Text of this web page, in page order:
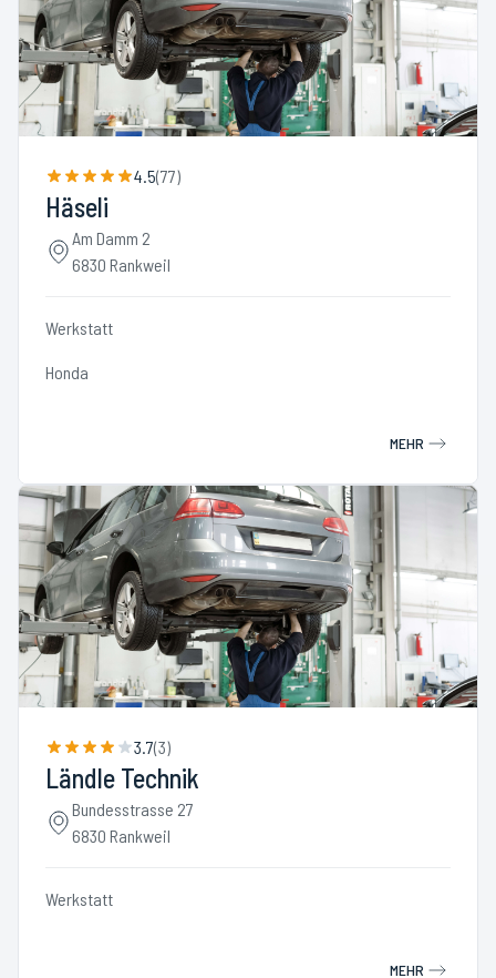
4.5(77)
Häseli
Am Damm 2
6830 Rankweil
Werkstatt
Honda
MEHR
3.7(3)
Ländle Technik
Bundesstrasse 27
6830 Rankweil
Werkstatt
MEHR